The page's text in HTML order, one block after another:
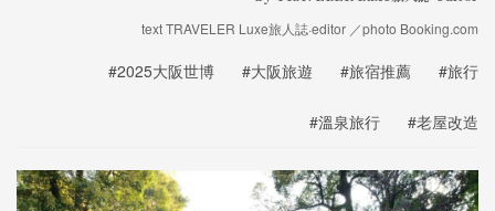
text TRAVELER Luxe旅人誌·editor ／photo Booking.com
#2025大阪世博 #大阪旅遊 #旅宿推薦 #旅行
#溫泉旅行 #老屋改造